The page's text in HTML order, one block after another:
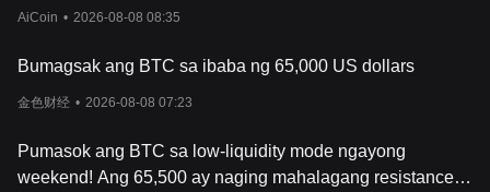
sistema ng pananalapi.
na tumama sa lahat ng oras na mataas na halos $20,000 noong
●Ang pagpapakilala ng Bitcoin futures ng CME at CBOE ay
nagpapataas ng mainstream adoption.
AiCoin • 2026-08-08 08:35
Bumagsak ang BTC sa ibaba ng 65,000 US dollars
金色财经 • 2026-08-08 07:23
Pumasok ang BTC sa low-liquidity mode ngayong
weekend! Ang 65,500 ay naging mahalagang resistance;